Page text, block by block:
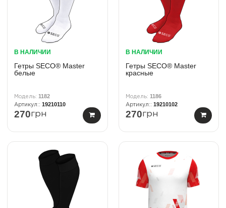
В НАЛИЧИИ
Гетры SECO® Master
белые
1182
19210110
270грн
В НАЛИЧИИ
Гетры SECO® Master
красные
1186
19210102
270грн